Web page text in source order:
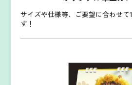
サイズや仕様等、ご要望に合わせて
す！